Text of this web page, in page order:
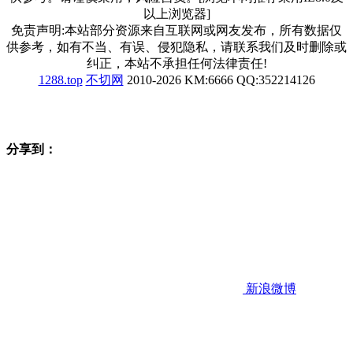
以上浏览器]
免责声明:本站部分资源来自互联网或网友发布，所有数据仅
供参考，如有不当、有误、侵犯隐私，请联系我们及时删除或
纠正，本站不承担任何法律责任!
1288.top 不切网 2010-2026 KM:6666 QQ:352214126
分享到：
新浪微博